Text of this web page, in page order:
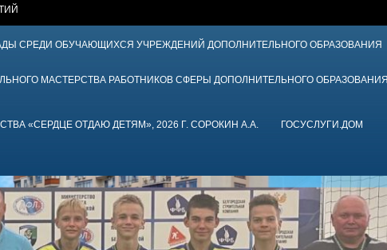
СРЕДИ ОБУЧАЮЩИХСЯ УЧРЕЖДЕНИЙ ДОПОЛНИТЕЛЬНОГО ОБРАЗОВАНИЯ
МАСТЕРСТВА РАБОТНИКОВ СФЕРЫ ДОПОЛНИТЕЛЬНОГО ОБРАЗОВАНИЯ
«СЕРДЦЕ ОТДАЮ ДЕТЯМ», 2026 Г. СОРОКИН А.А. ГОСУСЛУГИ.ДОМ